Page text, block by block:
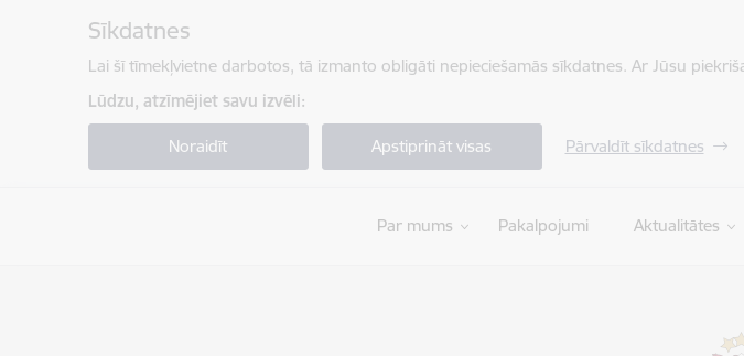
Sīkdatnes
Lai šī tīmekļvietne darbotos, tā izmanto obligāti nepieciešamās sīkdatnes. Ar Jūsu
Lūdzu, atzīmējiet savu izvēli:
Noraidīt Apstiprināt visas Pārvaldīt sīkdatnes
Par mums Pakalpojumi Aktualitātes